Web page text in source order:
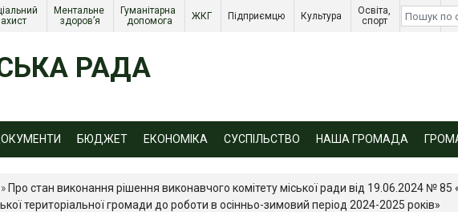
Ментальне
здоров’я
Гуманітарна
допомога
ЖКГ Підприємцю Культура
Освіта,
спорт
Діти
війни
РАДА
БЮДЖЕТ ЕКОНОМІКА СУСПІЛЬСТВО НАША ГРОМАДА
» Про стан виконання рішення виконавчого комітету міської ради від 19.06.2024 № 85
територіальної громади до роботи в осінньо-зимовий період 2024-2025 років»